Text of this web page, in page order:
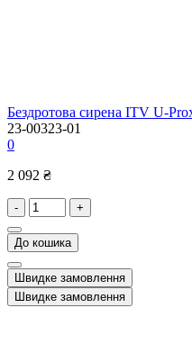
Бездротова сирена ITV U-
23-00323-01
0
2 092 ₴
- +
До кошика
Швидке замовлення
Швидке замовлення